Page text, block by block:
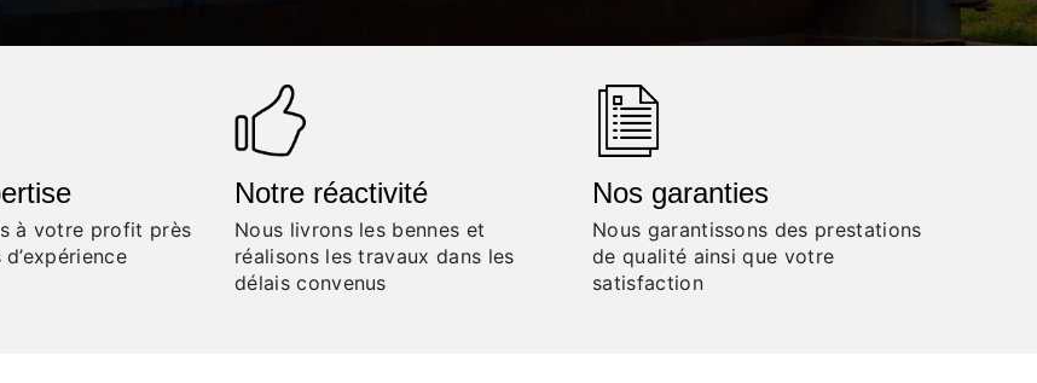
à votre profit près
Notre réactivité
Nous livrons les bennes et
réalisons les travaux dans les
délais convenus
Nos garanties
Nous garantissons des prestations
de qualité ainsi que votre
satisfaction